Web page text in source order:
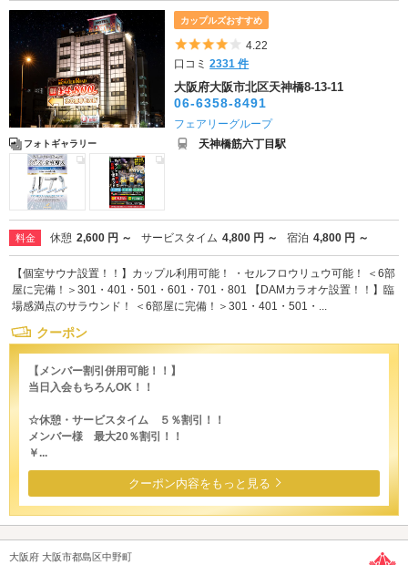
フォトギャラリー
カップルズおすすめ
5つ星のうち4
4.22
口コミ2331 件
大阪府大阪市北区天神橋8-13-11
06-6358-8491
フェアリーグループ
天神橋筋六丁目駅
料金 休憩 2,600 円 ～ サービスタイム 4,800 円 ～ 宿泊 4,800 円 ～
【個室サウナ設置！！】カップル利用可能！ ・セルフロウリュウ可能！ ＜6部
屋に完備！＞301・401・501・601・701・801 【DAMカラオケ設置！！】臨
場感満点のサラウンド！ ＜6部屋に完備！＞301・401・501・...
クーポン
【メンバー割引併用可能！！】
当日入会もちろんOK！！
☆休憩・サービスタイム ５％割引！！
メンバー様 最大20％割引！！
￥...
クーポン内容をもっと見る
大阪府 大阪市都島区中野町